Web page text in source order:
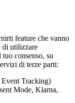
feature che vanno
di utilizzare
consenso, su
di terze parti:
Tracking)
Mode, Klarna,